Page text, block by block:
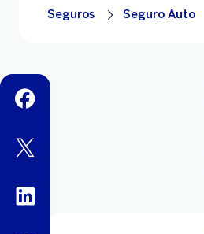
facebook
twitter
linkedin
Seguros Seguro Auto